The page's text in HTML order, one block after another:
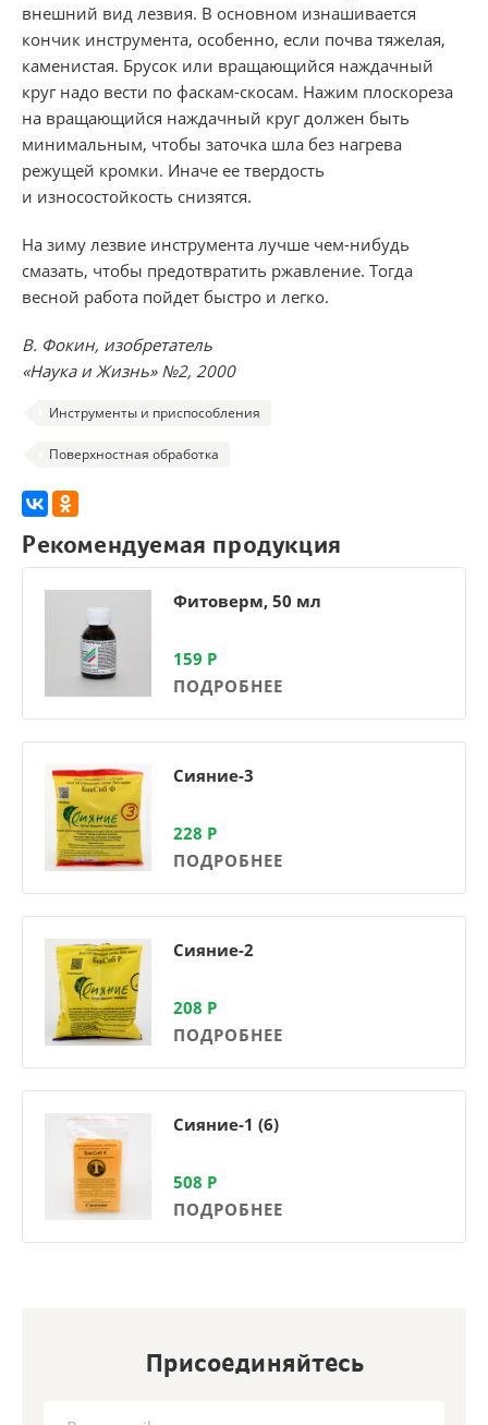
внешний вид лезвия. В основном изнашивается
кончик инструмента, особенно, если почва тяжелая,
каменистая. Брусок или вращающийся наждачный
круг надо вести по фаскам-скосам. Нажим плоскореза
на вращающийся наждачный круг должен быть
минимальным, чтобы заточка шла без нагрева
режущей кромки. Иначе ее твердость
и износостойкость снизятся.
На зиму лезвие инструмента лучше чем-нибудь
смазать, чтобы предотвратить ржавление. Тогда
весной работа пойдет быстро и легко.
В. Фокин, изобретатель
«Наука и Жизнь» №2, 2000
Инструменты и приспособления
Поверхностная обработка
Рекомендуемая продукция
Фитоверм, 50 мл
159 Р
ПОДРОБНЕЕ
Сияние-3
228 Р
ПОДРОБНЕЕ
Сияние-2
208 Р
ПОДРОБНЕЕ
Сияние-1 (6)
508 Р
ПОДРОБНЕЕ
Присоединяйтесь